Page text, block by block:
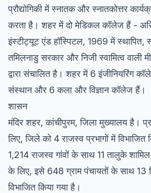
प्रौद्योगिकी में स्नातक और स्नातकोत्तर
करता है। शहर में दो मेडिकल कॉलेज हैं -
इंस्टीट्यूट एंड हॉस्पिटल, 1969 में स्थापित,
तमिलनाडु सरकार और निजी स्वामित्व वाली
द्वारा संचालित है। शहर में 6 इंजीनियरिंग
संस्थान और 6 कला और विज्ञान कॉलेज हैं।
शासन
मंदिर शहर, कांचीपुरम, जिला मुख्यालय है।
लिए, जिले को 4 राजस्व प्रभागों में विभाजित
1,214 राजस्व गांवों के साथ 11 तालुके
के लिए, इसे 648 ग्राम पंचायतों के साथ 13
विभाजित किया गया है।